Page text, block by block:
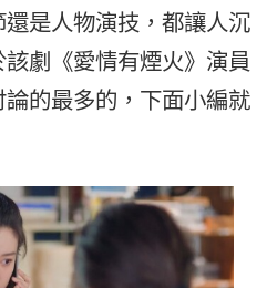
是人物演技，都讓人沉
劇《愛情有煙火》演員
的最多的，下面小編就